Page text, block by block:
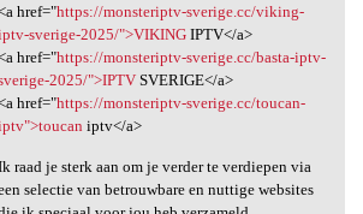
href="https://monsteriptv-sverige.cc/viking-
sverige-2025/">VIKINGIPTV</a>
href="https://monsteriptv-sverige.cc/basta-iptv-
2025/">IPTVSVERIGE</a>
href="https://monsteriptv-sverige.cc/toucan-
iptv</a>
raad je sterk aan om je verder te verdiepen via
selectie van betrouwbare en nuttige websites